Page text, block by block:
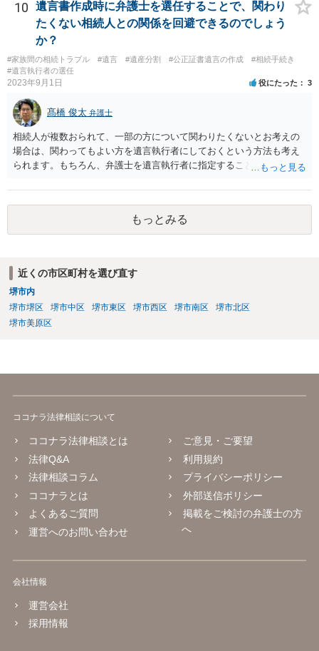
10
遺言書作成時に弁護士を選任することで、関わり
たくない相続人との関係を回避できるのでしょう
か？
#家族間の相続トラブル #遺言 #遺産分割 #公正証書遺言の作成
#相続手続き
#遺言執行者の選任
2023年9月1日 役にたった 3
髙橋 俊太 弁護士
相続人が複数おられて、一部の方について関わりたくないとお考えの
場合は、関わってもよい方を遺言執行者にしておくという方法も考え
られます。もちろん、弁護士を遺言執行者に指定することもできます
方に再委任の権限を付与しておくという方法もあります。 一度、弁護
士に直接ご相談されることをお勧めいたします。
もっとみる
近くの市区町村を選び直す
堺市内
堺市堺区
堺市中区 堺市東区 堺市西区 堺市南区
堺市北区
堺市美原区
ココナラ法律相談について
ココナラ法律相談とは
法律Q&A
法律相談コラム
ココナラとは
よくあるご質問
運営へのお問い合わせ
ご意見・ご要望
利用規約
プライバシーポリシー
外部送信ポリシー
掲載をご検討の弁護士の方
へ
会社情報
運営会社
採用情報